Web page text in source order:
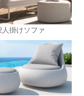
人掛けソファ